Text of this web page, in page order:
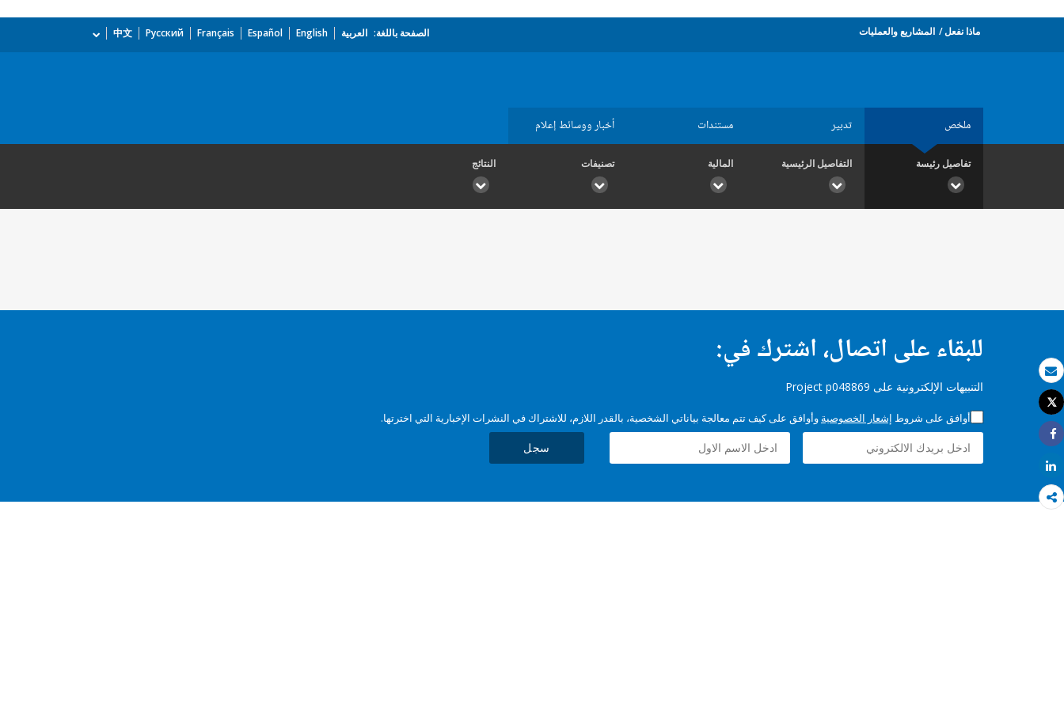
بريد الكتروني
طباعة
Tweet
Share
Share
ماذا نفعل المشاريع والعمليات الصفحة باللغة: العربية English
Español
Français
Русский
中文
ملخص تدبير مستندات أخبار ووسائط إعلام
تفاصيل رئيسة التفاصيل الرئيسية المالية تصنيفات النتائج
للبقاء على اتصال، اشترك في:
التنبيهات الإلكترونية على Project p048869
أوافق على شروط إشعار الخصوصية وأوافق على كيف تتم معالجة بياناتي الشخصية، بالقدر اللازم، للاشتراك في النشرات الإخبارية التي اخترتها.
سجل